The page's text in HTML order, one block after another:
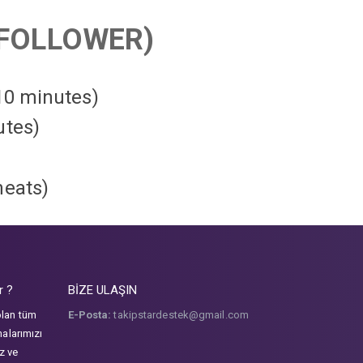
minutes)
)
?
tüm
ve
BİZE ULAŞIN
E-Posta: takipstardestek@gmail.com